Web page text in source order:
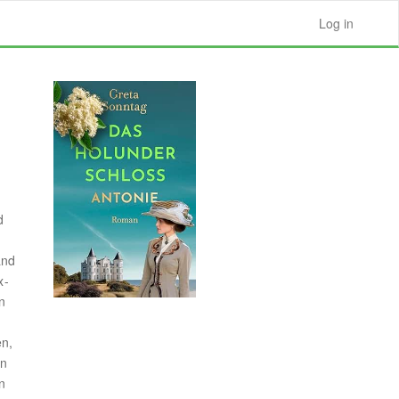
Log in